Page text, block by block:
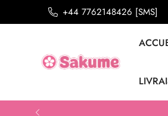
+44 7762148426 [SMS]